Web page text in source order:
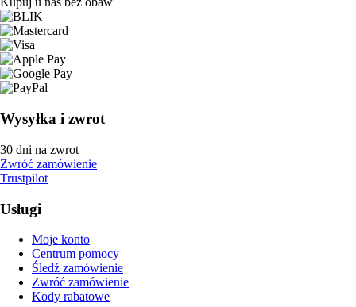
Wysyłka i zwrot
30 dni na zwrot
Zwróć zamówienie
Trustpilot
Usługi
Moje konto
Centrum pomocy
Śledź zamówienie
Zwróć zamówienie
Kody rabatowe